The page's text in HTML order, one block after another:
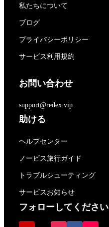
私たちについて
ブログ
プライバシーポリシー
サービス利用規約
お問い合わせ
support@redex.vip
助ける
ヘルプセンター
ノービス旅行ガイド
トラブルシューティング
サービスお知らせ
フォローしてください